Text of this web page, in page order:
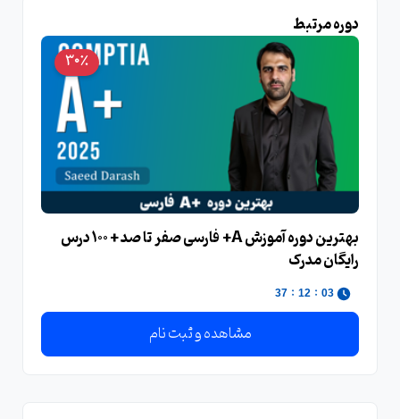
دوره مرتبط
30٪
بهترین دوره آموزش A+ فارسی صفر تا صد + 100 درس
رایگان مدرک
03
:
12
:
36
مشاهده و ثبت نام